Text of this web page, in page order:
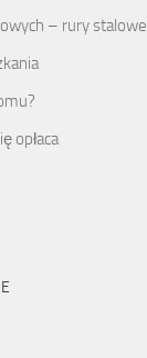
– rury stalowe
opłaca